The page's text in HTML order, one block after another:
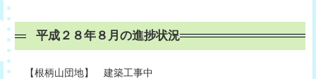
平成２８年８月の進捗状況
【根柄山団地】 建築工事中